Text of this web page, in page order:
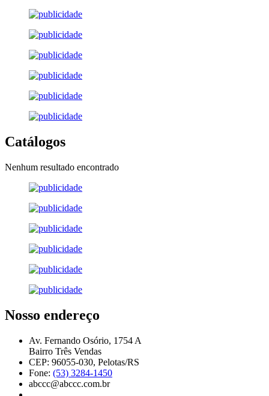
Catálogos
Nenhum resultado encontrado
Nosso endereço
Av. Fernando Osório, 1754 A
Bairro Três Vendas
CEP: 96055-030, Pelotas/RS
Fone: (53) 3284-1450
abccc@abccc.com.br